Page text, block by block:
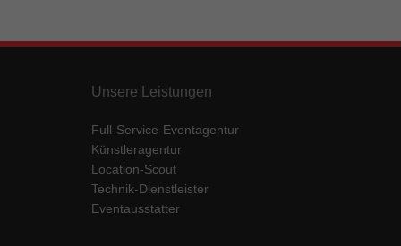
Unsere Leistungen
Full-Service-Eventagentur
Künstleragentur
Location-Scout
Technik-Dienstleister
Eventausstatter